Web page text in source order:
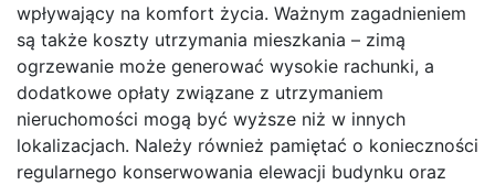
wpływający na komfort życia. Ważnym zagadnieniem
są także koszty utrzymania mieszkania – zimą
ogrzewanie może generować wysokie rachunki, a
dodatkowe opłaty związane z utrzymaniem
nieruchomości mogą być wyższe niż w innych
lokalizacjach. Należy również pamiętać o konieczności
regularnego konserwowania elewacji budynku oraz